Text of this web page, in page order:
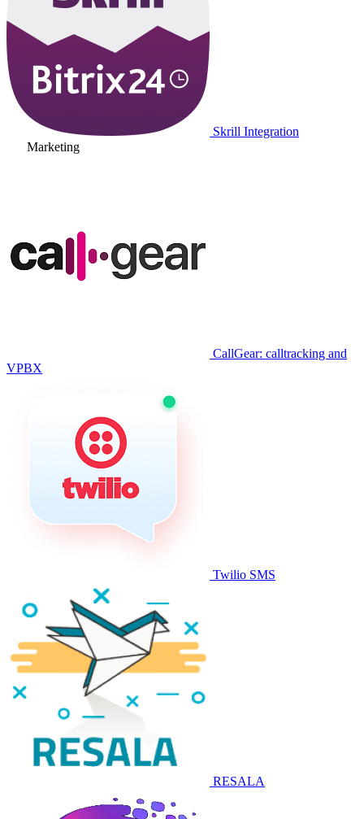
Skrill Integration
Marketing
CallGear: calltracking and
VPBX
Twilio SMS
RESALA